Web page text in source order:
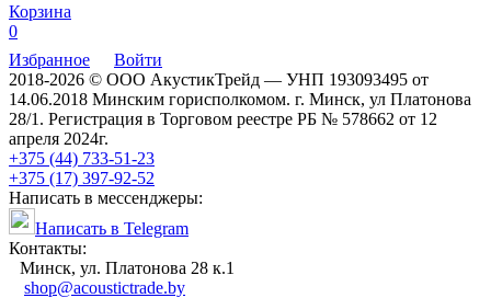
Корзина
0
Избранное
Войти
2018-2026 © ООО АкустикТрейд — УНП 193093495 от
14.06.2018 Минским горисполкомом. г. Минск, ул Платонова
28/1. Регистрация в Торговом реестре РБ № 578662 от 12
апреля 2024г.
+375 (44) 733-51-23
+375 (17) 397-92-52
Написать в мессенджеры:
Написать в Telegram
Контакты:
Минск, ул. Платонова 28 к.1
shop@acoustictrade.by